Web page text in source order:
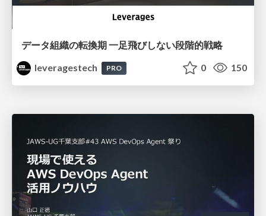
データ組織の転換期 一足飛びしない段階的戦略
leveragestech
PRO 0 150